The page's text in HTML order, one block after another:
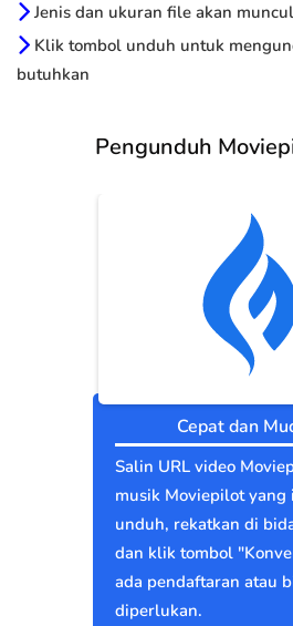
Jenis dan ukuran file akan
Klik tombol unduh untuk
butuhkan
Pengunduh
Cepat dan
Salin URL video
musik Moviepilot yang
unduh, rekatkan di
dan klik tombol
ada pendaftaran atau
diperlukan.